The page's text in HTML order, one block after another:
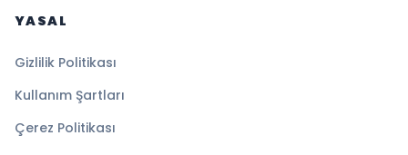
YASAL
Gizlilik Politikası
Kullanım Şartları
Çerez Politikası